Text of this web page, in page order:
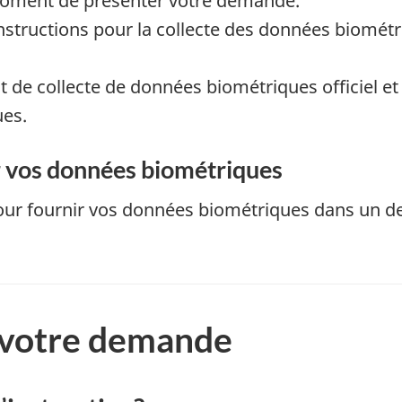
pour la collecte des données
de collecte de données biométriques officiel
données biométriques
fournir vos données biométriques dans un
demande